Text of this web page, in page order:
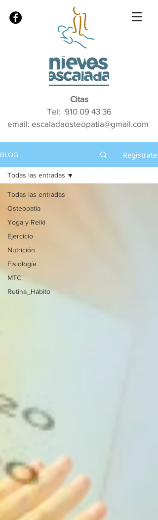
Citas
Tel: 910 09 43 36
email: escaladaosteopatia@gmail.com
BLOG Regístrate
Todas las entradas
Osteopatía
Yoga y Reiki
Ejercicio
Nutrición
Fisiología
MTC
Rutina_Hábito
Todas las entradas